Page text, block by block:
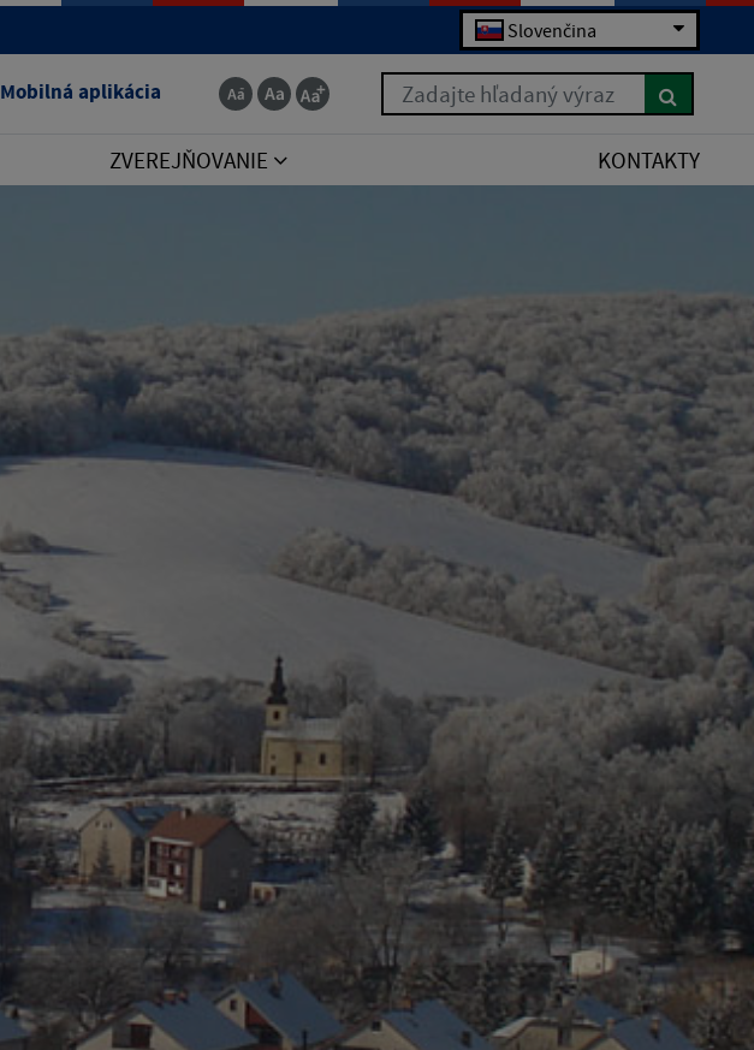
Slovenčina
Mobilná aplikácia Zadajte hľadaný výraz
ZVEREJŇOVANIE KONTAKTY